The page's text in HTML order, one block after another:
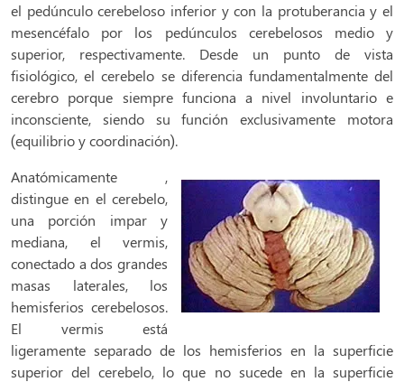
el pedúnculo cerebeloso inferior y con la protuberancia y el
mesencéfalo por los pedúnculos cerebelosos medio y
superior, respectivamente. Desde un punto de vista
fisiológico, el cerebelo se diferencia fundamentalmente del
cerebro porque siempre funciona a nivel involuntario e
inconsciente, siendo su función exclusivamente motora
(equilibrio y coordinación).
Anatómicamente ,
distingue en el cerebelo,
una porción impar y
mediana, el vermis,
conectado a dos grandes
masas laterales, los
hemisferios cerebelosos.
El vermis está
ligeramente separado de los hemisferios en la superficie
superior del cerebelo, lo que no sucede en la superficie